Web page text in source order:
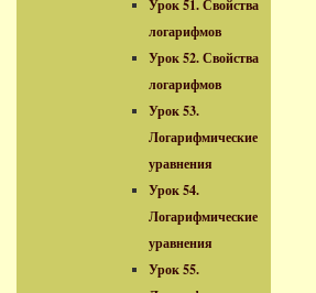
Урок 51. Свойства
логарифмов
Урок 52. Свойства
логарифмов
Урок 53.
Логарифмические
уравнения
Урок 54.
Логарифмические
уравнения
Урок 55.